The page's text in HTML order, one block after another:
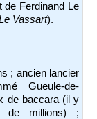
de Ferdinand Le
Vassart).
; ancien lancier
Gueule-de-
de baccara (il y
de millions) ;